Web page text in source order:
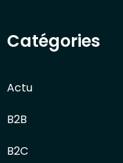
Catégories
Actu
B2B
B2C